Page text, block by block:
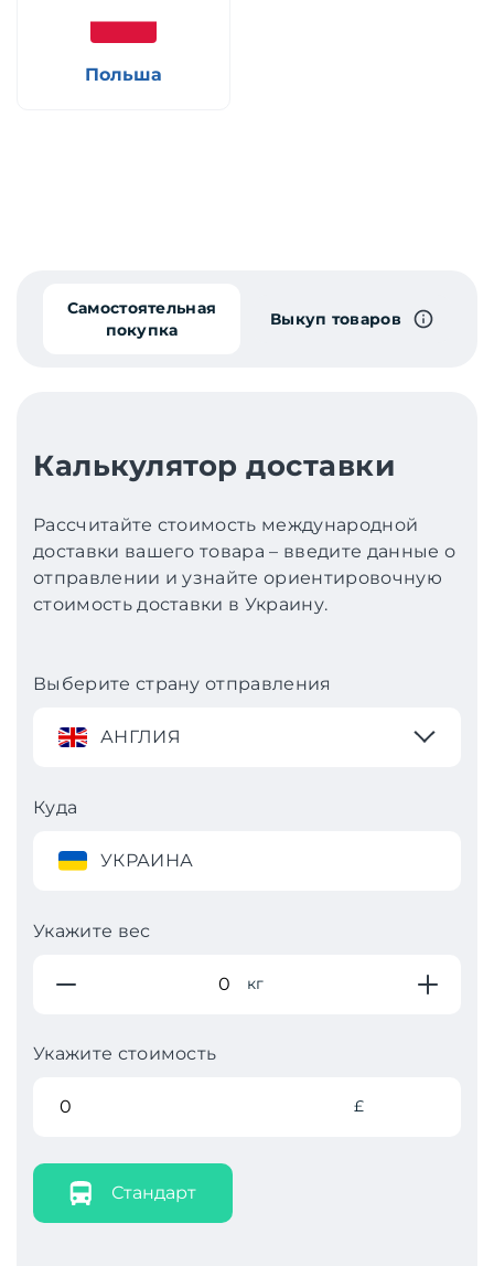
Польша
Самостоятельная
покупка
Выкуп товаров
Калькулятор доставки
Рассчитайте стоимость международной
доставки вашего товара – введите данные о
отправлении и узнайте ориентировочную
стоимость доставки в Украину.
Выберите страну отправления
АНГЛИЯ
Куда
УКРАИНА
Укажите вес
кг
Укажите стоимость
£
Стандарт